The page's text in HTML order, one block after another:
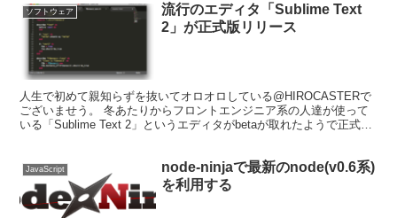
ソフトウェア
流行のエディタ「Sublime Text
2」が正式版リリース
人生で初めて親知らずを抜いてオロオロしている@HIROCASTERで
ございませう。 冬あたりからフロントエンジニア系の人達が使って
いる「Sublime Text 2」というエディタがbetaが取れたようで正式リ
JavaScript
node-ninjaで最新のnode(v0.6系)
を利用する